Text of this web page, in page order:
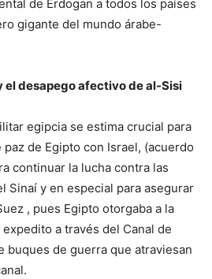
de Erdogan a todos los países
gigante del mundo árabe-
el desapego afectivo de al-Sisi
egipcia se estima crucial para
de Egipto con Israel, (acuerdo
continuar la lucha contra las
Sinaí y en especial para asegurar
, pues Egipto otorgaba a la
expedito a través del Canal de
buques de guerra que atraviesan